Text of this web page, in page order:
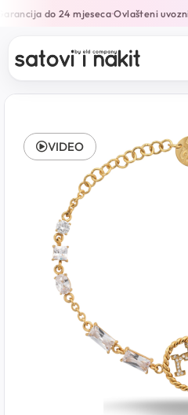
do 24 mjeseca•Ovlašteni
VIDEO